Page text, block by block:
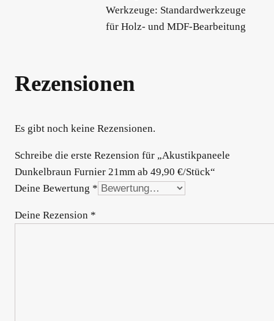
Werkzeuge: Standardwerkzeuge
für Holz- und MDF-Bearbeitung
Rezensionen
Es gibt noch keine Rezensionen.
Schreibe die erste Rezension für „Akustikpaneele
Dunkelbraun Furnier 21mm ab 49,90 €/Stück“
Deine Bewertung *
Deine Rezension *